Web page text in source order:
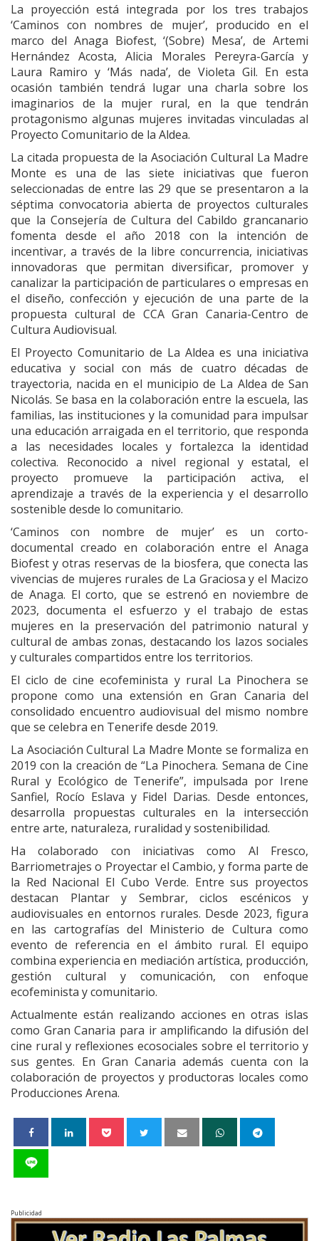
La proyección está integrada por los tres trabajos
‘Caminos con nombres de mujer’, producido en el
marco del Anaga Biofest, ‘(Sobre) Mesa’, de Artemi
Hernández Acosta, Alicia Morales Pereyra-García y
Laura Ramiro y ‘Más nada’, de Violeta Gil. En esta
ocasión también tendrá lugar una charla sobre los
imaginarios de la mujer rural, en la que tendrán
protagonismo algunas mujeres invitadas vinculadas al
Proyecto Comunitario de la Aldea.
La citada propuesta de la Asociación Cultural La Madre
Monte es una de las siete iniciativas que fueron
seleccionadas de entre las 29 que se presentaron a la
séptima convocatoria abierta de proyectos culturales
que la Consejería de Cultura del Cabildo grancanario
fomenta desde el año 2018 con la intención de
incentivar, a través de la libre concurrencia, iniciativas
innovadoras que permitan diversificar, promover y
canalizar la participación de particulares o empresas en
el diseño, confección y ejecución de una parte de la
propuesta cultural de CCA Gran Canaria-Centro de
Cultura Audiovisual.
El Proyecto Comunitario de La Aldea es una iniciativa
educativa y social con más de cuatro décadas de
trayectoria, nacida en el municipio de La Aldea de San
Nicolás. Se basa en la colaboración entre la escuela, las
familias, las instituciones y la comunidad para impulsar
una educación arraigada en el territorio, que responda
a las necesidades locales y fortalezca la identidad
colectiva. Reconocido a nivel regional y estatal, el
proyecto promueve la participación activa, el
aprendizaje a través de la experiencia y el desarrollo
sostenible desde lo comunitario.
‘Caminos con nombre de mujer’ es un corto-
documental creado en colaboración entre el Anaga
Biofest y otras reservas de la biosfera, que conecta las
vivencias de mujeres rurales de La Graciosa y el Macizo
de Anaga. El corto, que se estrenó en noviembre de
2023, documenta el esfuerzo y el trabajo de estas
mujeres en la preservación del patrimonio natural y
cultural de ambas zonas, destacando los lazos sociales
y culturales compartidos entre los territorios.
El ciclo de cine ecofeminista y rural La Pinochera se
propone como una extensión en Gran Canaria del
consolidado encuentro audiovisual del mismo nombre
que se celebra en Tenerife desde 2019.
La Asociación Cultural La Madre Monte se formaliza en
2019 con la creación de “La Pinochera. Semana de Cine
Rural y Ecológico de Tenerife”, impulsada por Irene
Sanfiel, Rocío Eslava y Fidel Darias. Desde entonces,
desarrolla propuestas culturales en la intersección
entre arte, naturaleza, ruralidad y sostenibilidad.
Ha colaborado con iniciativas como Al Fresco,
Barriometrajes o Proyectar el Cambio, y forma parte de
la Red Nacional El Cubo Verde. Entre sus proyectos
destacan Plantar y Sembrar, ciclos escénicos y
audiovisuales en entornos rurales. Desde 2023, figura
en las cartografías del Ministerio de Cultura como
evento de referencia en el ámbito rural. El equipo
combina experiencia en mediación artística, producción,
gestión cultural y comunicación, con enfoque
ecofeminista y comunitario.
Actualmente están realizando acciones en otras islas
como Gran Canaria para ir amplificando la difusión del
cine rural y reflexiones ecosociales sobre el territorio y
sus gentes. En Gran Canaria además cuenta con la
colaboración de proyectos y productoras locales como
Producciones Arena.
Publicidad